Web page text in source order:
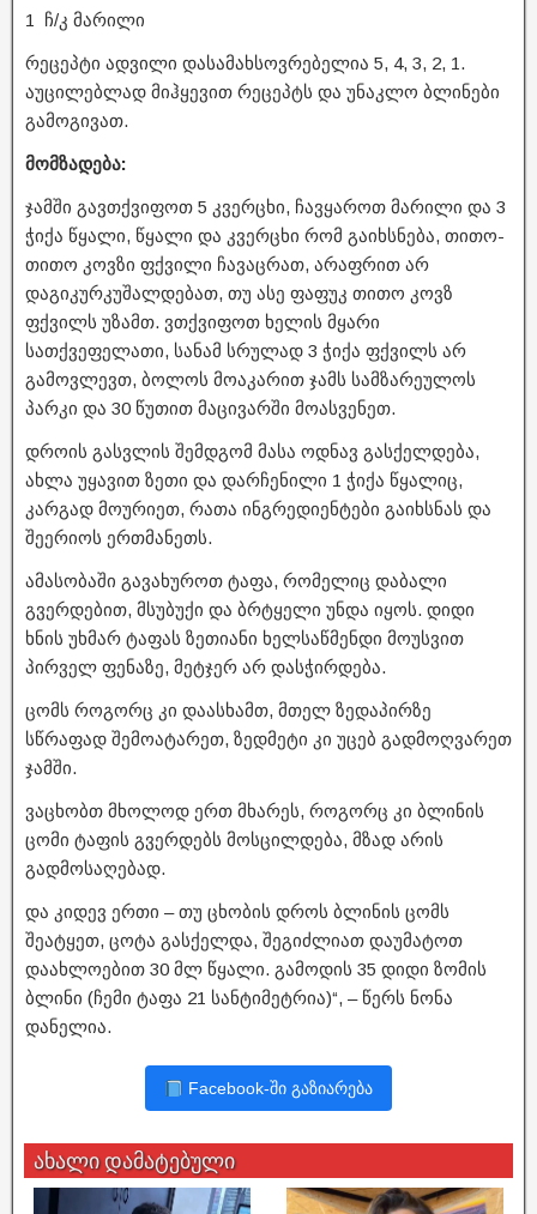
1 ჩ/კ მარილი
რეცეპტი ადვილი დასამახსოვრებელია 5, 4, 3, 2, 1.
აუცილებლად მიჰყევით რეცეპტს და უნაკლო ბლინები
გამოგივათ.
მომზადება:
ჯამში გავთქვიფოთ 5 კვერცხი, ჩავყაროთ მარილი და 3
ჭიქა წყალი, წყალი და კვერცხი რომ გაიხსნება, თითო-
თითო კოვზი ფქვილი ჩავაცრათ, არაფრით არ
დაგიკურკუშალდებათ, თუ ასე ფაფუკ თითო კოვზ
ფქვილს უზამთ. ვთქვიფოთ ხელის მყარი
სათქვეფელათი, სანამ სრულად 3 ჭიქა ფქვილს არ
გამოვლევთ, ბოლოს მოაკარით ჯამს სამზარეულოს
პარკი და 30 წუთით მაცივარში მოასვენეთ.
დროის გასვლის შემდგომ მასა ოდნავ გასქელდება,
ახლა უყავით ზეთი და დარჩენილი 1 ჭიქა წყალიც,
კარგად მოურიეთ, რათა ინგრედიენტები გაიხსნას და
შეერიოს ერთმანეთს.
ამასობაში გავახუროთ ტაფა, რომელიც დაბალი
გვერდებით, მსუბუქი და ბრტყელი უნდა იყოს. დიდი
ხნის უხმარ ტაფას ზეთიანი ხელსაწმენდი მოუსვით
პირველ ფენაზე, მეტჯერ არ დასჭირდება.
ცომს როგორც კი დაასხამთ, მთელ ზედაპირზე
სწრაფად შემოატარეთ, ზედმეტი კი უცებ გადმოღვარეთ
ჯამში.
ვაცხობთ მხოლოდ ერთ მხარეს, როგორც კი ბლინის
ცომი ტაფის გვერდებს მოსცილდება, მზად არის
გადმოსაღებად.
და კიდევ ერთი – თუ ცხობის დროს ბლინის ცომს
შეატყეთ, ცოტა გასქელდა, შეგიძლიათ დაუმატოთ
დაახლოებით 30 მლ წყალი. გამოდის 35 დიდი ზომის
ბლინი (ჩემი ტაფა 21 სანტიმეტრია)“, – წერს ნონა
დანელია.
Facebook-ში გაზიარება
ახალი დამატებული